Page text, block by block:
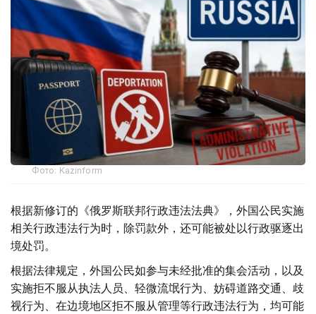
Фото: Kazinform
根据新修订的《俄罗斯联邦行政违法法典》，外国公民实施
相关行政违法行为时，除罚款外，还可能被处以行政驱逐出
境处罚。
根据法律规定，外国公民如参与未经批准的集会活动，以及
实施拒不服从执法人员、轻微流氓行为、妨碍道路交通、歧
视行为、在边境地区拒不服从管理等行政违法行为，均可能